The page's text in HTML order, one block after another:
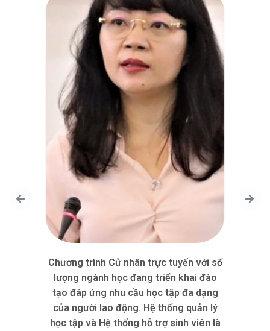
Chương trình Cử nhân trực tuyến với số
lượng ngành học đang triển khai đào
tạo đáp ứng nhu cầu học tập đa dạng
của người lao động. Hệ thống quản lý
học tập và Hệ thống hỗ trợ sinh viên là
Previous